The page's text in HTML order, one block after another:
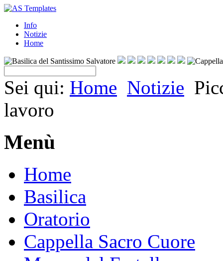
Info
Notizie
Home
Sei qui: Home Notizie
lavoro
Menù
Home
Basilica
Oratorio
Cappella Sacro Cuore